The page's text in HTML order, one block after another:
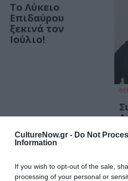
CultureNow.gr - Do Not
Information
If you wish to opt-out of the sale,
processing of your personal or
Το Λύκειο
Επιδαύρου
ξεκινά τον
Ιούλιο!